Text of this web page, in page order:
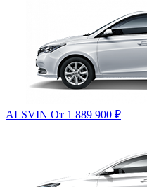
ALSVIN От 1 889 900 ₽